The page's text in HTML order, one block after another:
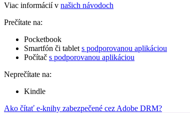
Viac informácií v našich návodoch
Prečítate na:
Pocketbook
Smartfón či tablet s podporovanou aplikáciou
Počítač s podporovanou aplikáciou
Neprečítate na:
Kindle
Ako čítať e-knihy zabezpečené cez Adobe DRM?